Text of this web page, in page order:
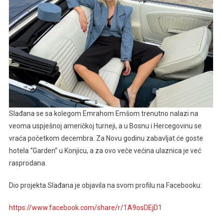
Slađana se sa kolegom Emrahom Emšom trenutno nalazi na
veoma uspješnoj američkoj turneji, a u Bosnu i Hercegovinu se
vraća početkom decembra. Za Novu godinu zabavljat će goste
hotela “Garden” u Konjicu, a za ovo veče većina ulaznica je već
rasprodana.
Dio projekta Slađana je objavila na svom profilu na Facebooku:
https://www.facebook.com/share/r/1A9osDEjD1